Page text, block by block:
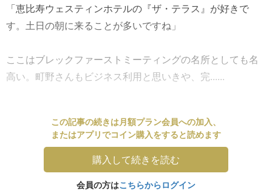
「恵比寿ウェスティンホテルの『ザ・テラス』が好きで
す。土日の朝に来ることが多いですね」
ここはブレックファーストミーティングの名所としても名
高い。町野さんもビジネス利用と思いきや、完......
この記事の続きは月額プラン会員への加入、
またはアプリでコイン購入をすると読めます
購入して続きを読む
会員の方はこちらからログイン